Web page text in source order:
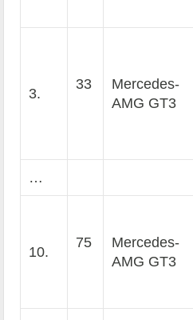
3.
33
Mercedes-
AMG GT3
…
10.
75
Mercedes-
AMG GT3